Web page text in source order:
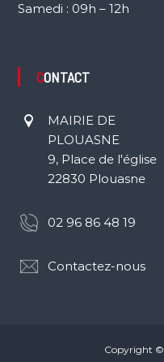
Samedi : 09h – 12h
CONTACT
MAIRIE DE
PLOUASNE
9, Place de l'église
22830 Plouasne
02 96 86 48 19
Contactez-nous
Copyright ©